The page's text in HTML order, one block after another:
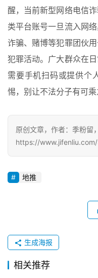
醒，当前新型网络电信
类平台账号一旦流入网
诈骗、赌博等犯罪团伙
犯罪活动。广大群众在
需要手机扫码或提供个
惕，别让不法分子有可乘
原创文章，作者：季粉留
https://
地推
生成海报
相关推荐